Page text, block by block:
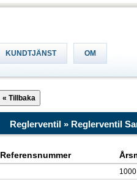
KUNDTJÄNST OM
Reglerventil » Reglerventil
Referensnummer